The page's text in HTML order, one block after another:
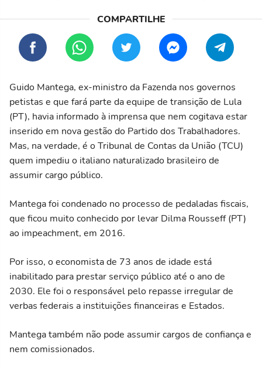
Guido Mantega, ex-ministro da Fazenda nos governos
petistas e que fará parte da equipe de transição de Lula
(PT), havia informado à imprensa que nem cogitava estar
inserido em nova gestão do Partido dos Trabalhadores.
Mas, na verdade, é o Tribunal de Contas da União (TCU)
quem impediu o italiano naturalizado brasileiro de
assumir cargo público.
Mantega foi condenado no processo de pedaladas fiscais,
que ficou muito conhecido por levar Dilma Rousseff (PT)
ao impeachment, em 2016.
Por isso, o economista de 73 anos de idade está
inabilitado para prestar serviço público até o ano de
2030. Ele foi o responsável pelo repasse irregular de
verbas federais a instituições financeiras e Estados.
Mantega também não pode assumir cargos de confiança e
nem comissionados.